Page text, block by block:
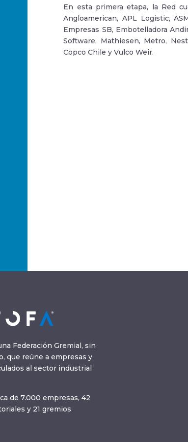
En esta primera etapa, la Red
Angloamerican, APL Logistic,
Empresas SB, Embotelladora
Software, Mathiesen, Metro,
Copco Chile y Vulco Weir.
Federación Gremial, sin
que reúne a empresas y
al sector industrial
de 7.000 empresas, 42
y 21 gremios